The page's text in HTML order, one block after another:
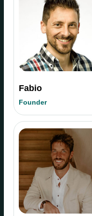
Fabio
Founder